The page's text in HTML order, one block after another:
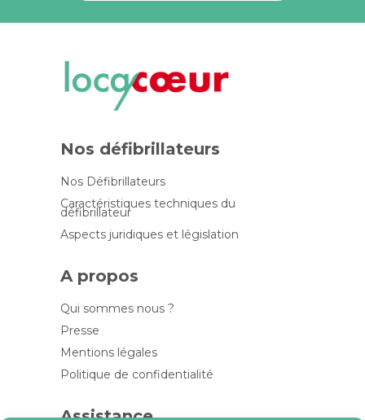
Nos défibrillateurs
Nos Défibrillateurs
Caractéristiques techniques du
défibrillateur
Aspects juridiques et législation
A propos
Qui sommes nous ?
Presse
Mentions légales
Politique de confidentialité
Assistance